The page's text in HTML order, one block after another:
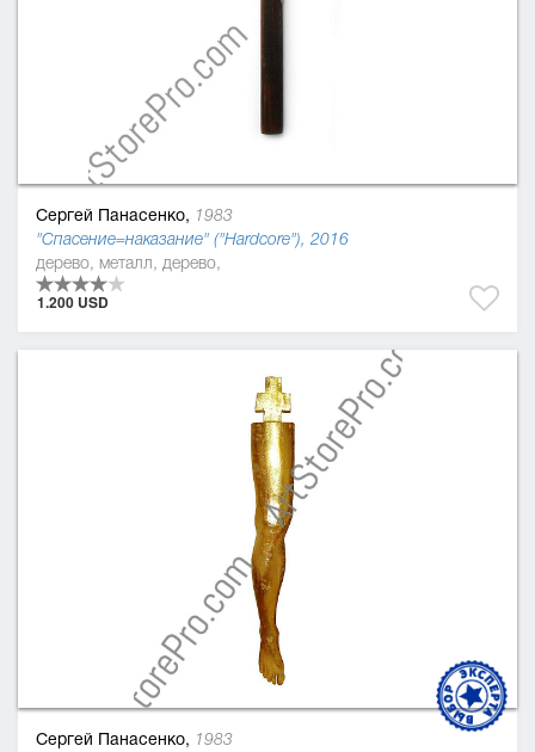
Сергей Панасенко, 1983
"Спасение=наказание" ("Hardcore"), 2016
дерево, металл, дерево,
1.200 USD
Сергей Панасенко, 1983